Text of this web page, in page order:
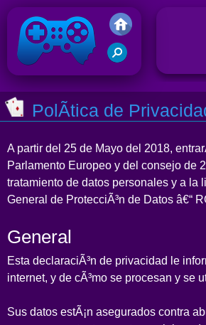
Juegos Friv 2017
PolÃ­tica de
A partir del 25 de Mayo del 2018,
Parlamento Europeo y del consejo de
tratamiento de datos personales y a la
General de ProtecciÃ³n de Datos â€“
General
Esta declaraciÃ³n de privacidad le
internet, y de cÃ³mo se procesan y se
Sus datos estÃ¡n asegurados contra